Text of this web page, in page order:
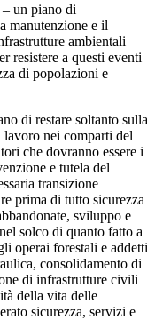
un piano di
manutenzione e il
ambientali
resistere a questi eventi
di popolazioni e
di restare soltanto sulla
lavoro nei comparti del
che dovranno essere i
e tutela del
transizione
prima di tutto sicurezza
sviluppo e
solco di quanto fatto a
operai forestali e addetti
consolidamento di
di infrastrutture civili
della vita delle
sicurezza, servizi e